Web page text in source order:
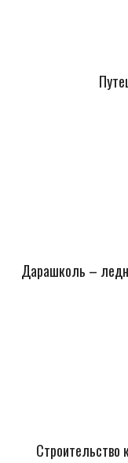
Дарашколь –
Строительство